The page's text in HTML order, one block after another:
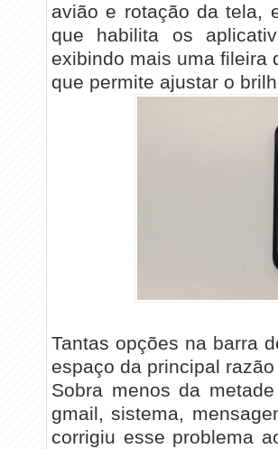
avião e rotação da tela,
que habilita os
exibindo mais uma fileira
que permite ajustar o
Tantas opções na barra
espaço da principal
Sobra menos da
gmail, sistema,
corrigiu esse problema